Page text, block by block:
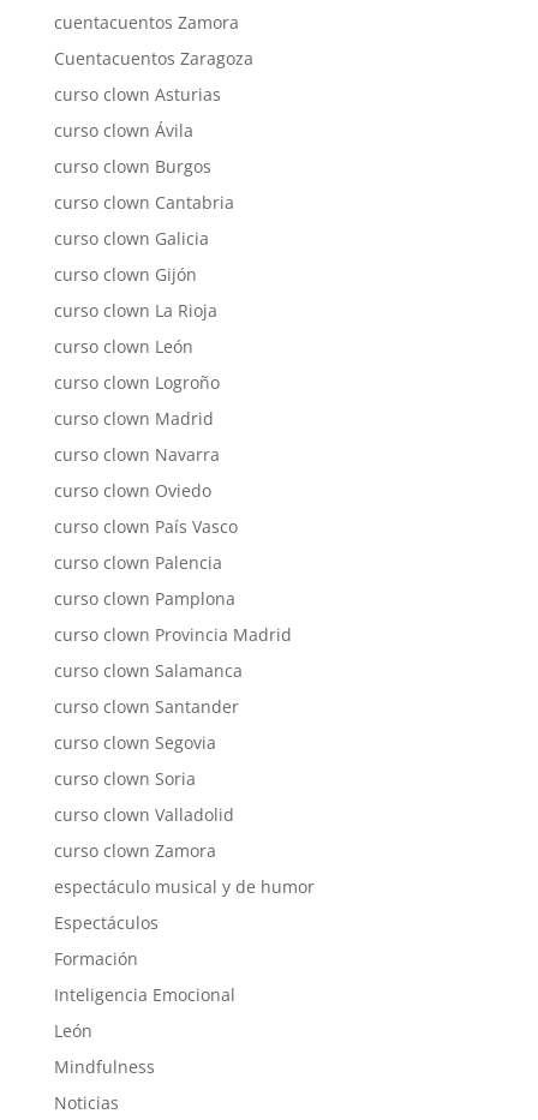
cuentacuentos Zamora
Cuentacuentos Zaragoza
curso clown Asturias
curso clown Ávila
curso clown Burgos
curso clown Cantabria
curso clown Galicia
curso clown Gijón
curso clown La Rioja
curso clown León
curso clown Logroño
curso clown Madrid
curso clown Navarra
curso clown Oviedo
curso clown País Vasco
curso clown Palencia
curso clown Pamplona
curso clown Provincia Madrid
curso clown Salamanca
curso clown Santander
curso clown Segovia
curso clown Soria
curso clown Valladolid
curso clown Zamora
espectáculo musical y de humor
Espectáculos
Formación
Inteligencia Emocional
León
Mindfulness
Noticias